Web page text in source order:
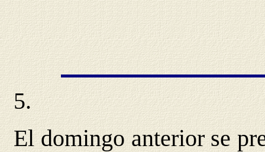
5.
El domingo anterior se